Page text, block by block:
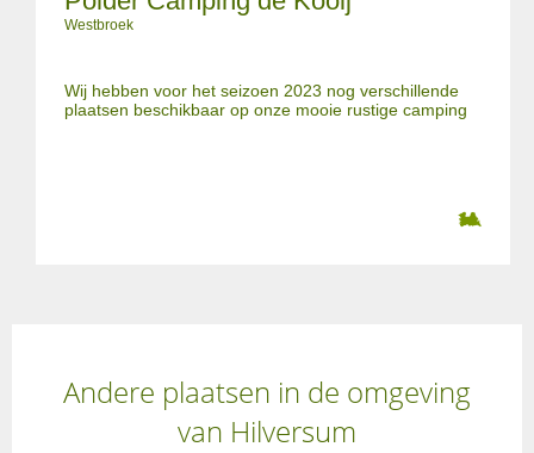
Westbroek
Wij hebben voor het seizoen 2023 nog verschillende
plaatsen beschikbaar op onze mooie rustige camping
Andere plaatsen in de omgeving
van Hilversum